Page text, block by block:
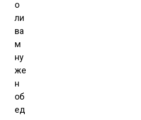
о
ли
ва
м
ну
же
н
об
ед